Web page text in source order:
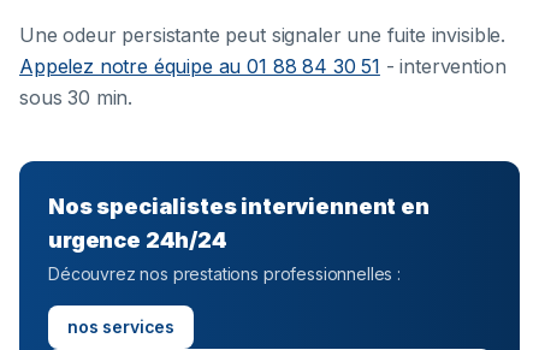
Une odeur persistante peut signaler une fuite invisible.
Appelez notre équipe au 01 88 84 30 51 - intervention
sous 30 min.
Nos specialistes interviennent en
urgence 24h/24
Découvrez nos prestations professionnelles :
nos services